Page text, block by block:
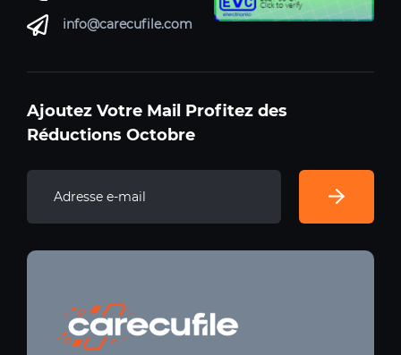
info@carecufile.com
Ajoutez Votre Mail Profitez des
Réductions Octobre